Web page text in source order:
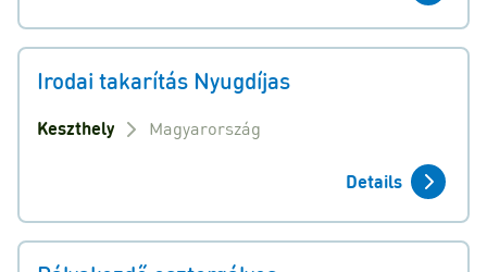
Irodai takarítás Nyugdíjas
Keszthely Magyarország
Details